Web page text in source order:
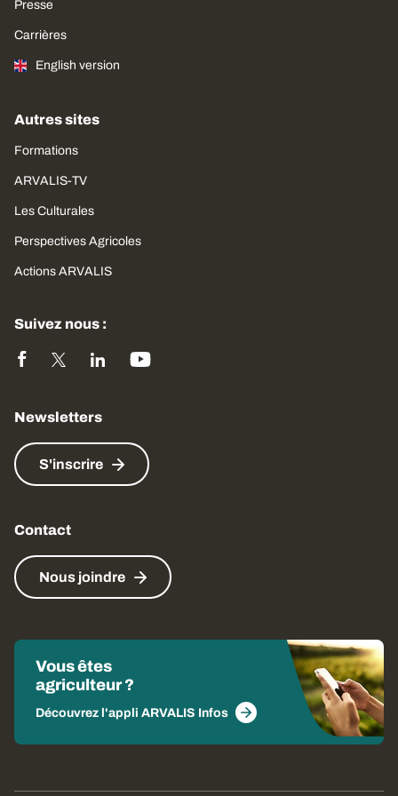
Presse
Carrières
English version
Autres sites
Formations
ARVALIS-TV
Les Culturales
Perspectives Agricoles
Actions ARVALIS
Suivez nous :
Newsletters
S'inscrire
Contact
Nous joindre
Vous êtes
agriculteur ?
Découvrez l'appli ARVALIS Infos